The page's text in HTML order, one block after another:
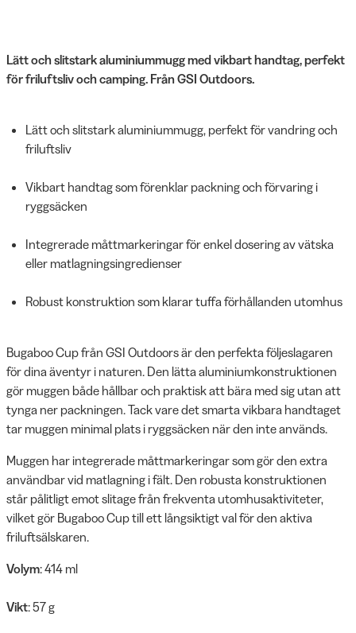
Lätt och slitstark aluminiummugg med vikbart handtag, perfekt
för friluftsliv och camping. Från GSI Outdoors.
Lätt och slitstark aluminiummugg, perfekt för vandring och
friluftsliv
Vikbart handtag som förenklar packning och förvaring i
ryggsäcken
Integrerade måttmarkeringar för enkel dosering av vätska
eller matlagningsingredienser
Robust konstruktion som klarar tuffa förhållanden utomhus
Bugaboo Cup från GSI Outdoors är den perfekta följeslagaren
för dina äventyr i naturen. Den lätta aluminiumkonstruktionen
gör muggen både hållbar och praktisk att bära med sig utan att
tynga ner packningen. Tack vare det smarta vikbara handtaget
tar muggen minimal plats i ryggsäcken när den inte används.
Muggen har integrerade måttmarkeringar som gör den extra
användbar vid matlagning i fält. Den robusta konstruktionen
står pålitligt emot slitage från frekventa utomhusaktiviteter,
vilket gör Bugaboo Cup till ett långsiktigt val för den aktiva
friluftsälskaren.
Volym: 414 ml
Vikt: 57 g